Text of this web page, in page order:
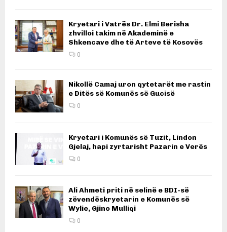
Kryetari i Vatrës Dr. Elmi Berisha
zhvilloi takim në Akademinë e
Shkencave dhe të Arteve të Kosovës
0
Nikollë Camaj uron qytetarët me rastin
e Ditës së Komunës së Gucisë
0
Kryetari i Komunës së Tuzit, Lindon
Gjelaj, hapi zyrtarisht Pazarin e Verës
0
Ali Ahmeti priti në selinë e BDI-së
zëvendëskryetarin e Komunës së
Wylie, Gjino Mulliqi
0